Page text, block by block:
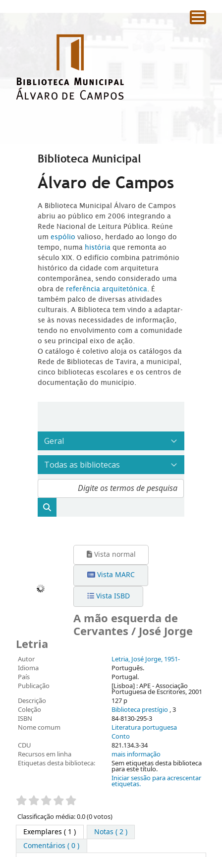
Biblioteca Municipal
Álvaro de Campos
A Biblioteca Municipal Álvaro de Campos
abriu ao público em 2006 integrando a
Rede Nacional de Leitura Pública. Reúne
umespóliovalioso, herdado ao longo do
tempo, numa história que remonta ao
século XIX. O edifício combina património
histórico da cidade com arquitetura
contemporânea, sendo considerado uma
obra de referência arquitetónica . É
também palco de diversas atividades
culturais. A Biblioteca tem vindo a adaptar-
se às novas necessidades de informação,
tendo no envolvimento com a comunidade
o seu principal eixo de ação.
O catálogo é coletivo aloja os catálogos da
Rede de Bibliotecas de Tavira, a municipal,
cinco bibliotecas escolares e os centros de
documentação do município.
Vista normal
Vista MARC
Vista ISBD
A mão esquerda de
Cervantes / José Jorge
Letria
Autor Letria, José Jorge, 1951-
Idioma
Português.
País
Portugal.
Publicação
[Lisboa] : APE - Associação
Portuguesa de Escritores, 2001
Descrição
127 p
Coleção
Biblioteca prestígio, 3
ISBN
84-8130-295-3
Nome comum
Literatura portuguesa
Conto
CDU
821.134.3-34
Recursos em linha
mais informação
Etiquetas desta biblioteca:
Sem etiquetas desta biblioteca
para este título.
Iniciar sessão para acrescentar
etiquetas.
Pontuação
Classificação média: 0.0 (0 votos)
Exemplares ( 1 )
Notas ( 2 )
Comentários ( 0 )